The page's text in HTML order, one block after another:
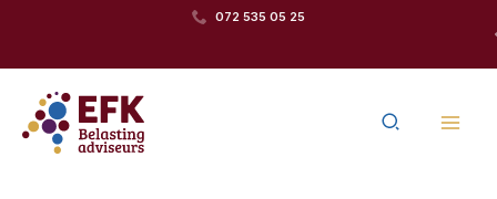
inhoud
072 535 05 25
Zoeken